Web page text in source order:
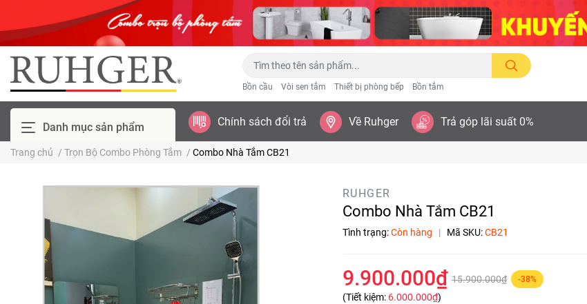
Bồn cầu Vòi sen tắm Thiết bị phòng bếp Bồn tắm
Danh mục sản phẩm Chính sách đổi trả Về Ruhger Trả góp lãi suất 0%
Trang chủ / Trọn Bộ Combo Phòng Tắm / Combo Nhà Tắm CB21
RUHGER
Combo Nhà Tắm CB21
Tình trạng:Còn hàng | Mã SKU:CB21
9.900.000₫ 15.900.000₫ -38%
(Tiết kiệm: 6.000.000₫)